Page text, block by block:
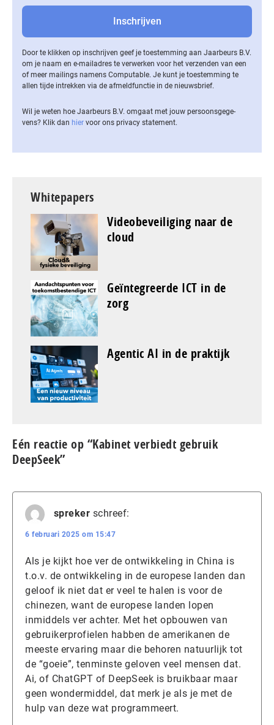
Door te klikken op inschrijven geef je toestemming aan Jaarbeurs B.V.
om je naam en e-mailadres te verwerken voor het verzenden van een
of meer mailings namens Computable. Je kunt je toestemming te
allen tijde intrekken via de af­meld­func­tie in de nieuwsbrief.
Wil je weten hoe Jaarbeurs B.V. omgaat met jouw per­soons­ge­ge­
vens? Klik dan hier voor ons privacy statement.
Whitepapers
Videobeveiliging naar de
cloud
Geïntegreerde ICT in de
zorg
Agentic AI in de praktijk
Eén reactie op “Kabinet verbiedt gebruik
DeepSeek”
spreker schreef:
6 februari 2025 om 15:47
Als je kijkt hoe ver de ontwikkeling in China is
t.o.v. de ontwikkeling in de europese landen dan
geloof ik niet dat er veel te halen is voor de
chinezen, want de europese landen lopen
inmiddels ver achter. Met het opbouwen van
gebruikerprofielen habben de amerikanen de
meeste ervaring maar die behoren natuurlijk tot
de “goeie”, tenminste geloven veel mensen dat.
Ai, of ChatGPT of DeepSeek is bruikbaar maar
geen wondermiddel, dat merk je als je met de
hulp van deze wat programmeert.